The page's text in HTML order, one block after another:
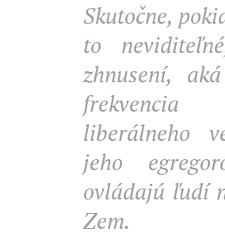
Skutočne,
to
zhnusení,
liberálneho
jeho
ovládajú ľudí
Zem.